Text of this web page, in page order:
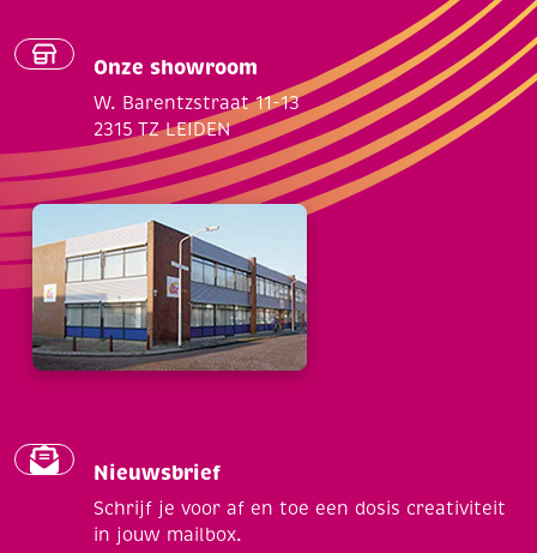
Onze showroom
W. Barentzstraat 11-13
2315 TZ LEIDEN
Nieuwsbrief
Schrijf je voor af en toe een dosis creativiteit
in jouw mailbox.